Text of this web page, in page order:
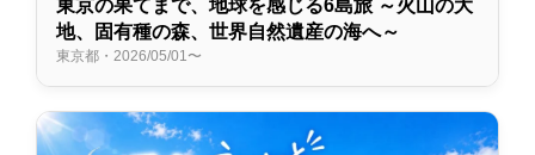
東京の果てまで、地球を感じる6島旅 ～火山の大
地、固有種の森、世界自然遺産の海へ～
東京都・2026/05/01〜